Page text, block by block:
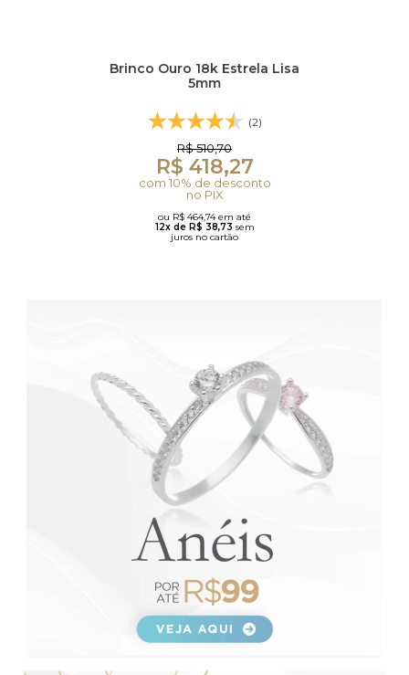
Brinco Ouro 18k Estrela Lisa
5mm
(2)
R$ 510,70
R$ 418,27
com 10% de desconto
no PIX
ou R$ 464,74 em até
12x de R$ 38,73 sem
juros no cartão